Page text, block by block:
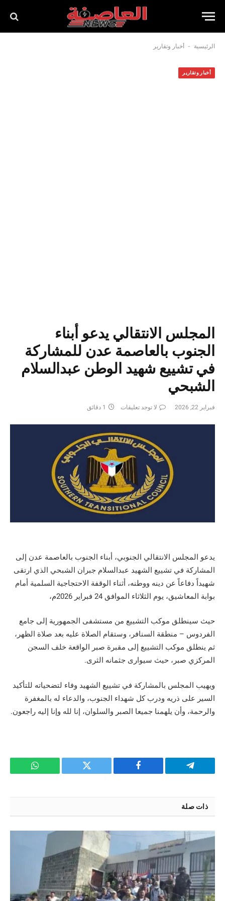
الرئيسية - أخبار وتقارير
أخبار وتقارير
المجلس الانتقالي يدعو أبناء
الجنوب بالعاصمة عدن للمشاركة
في تشييع شهيد الوطن عبدالسلام
الشبحي
فبراير 22, 2026 لا توجد تعليقات 1 دقائق
يدعو المجلس الانتقالي الجنوبي، أبناء الجنوب بالعاصمة عدن إلى
المشاركة في تشييع الشهيد عبدالسلام جبران الشبحي الذي ارتقى
شهيداً دفاعاً عن دينه ووطنه، أثناء الوقفة الاحتجاجية السلمية أمام
بوابة المعاشيق، يوم الثلاثاء الموافق 24 فبراير 2026م،
حيث سينطلق موكب التشييع من مستشفى الجمهورية إلى جامع
الفردوس – منطقة السنافر، وستقام الصلاة عليه بعد صلاة الظهر،
ثم ينطلق موكب التشييع إلى مقبرة صبر الواقعة خلف السجن
المركزي صبر، حيث سيوارى جثمانه الثرى.
ويهيب المجلس بالمشاركة في تشييع الشهيد وفاء لتضحياته للتأكيد
السير على ذريه ودرب كل شهداء الجنوب، والدعاء له بالمغفرة
والرحمة، وأن يلهمنا جميعا الصبر والسلوان، إنا لله وإنا إليه راجعون.
تيلقرام فيسبوك تويتر واتساب
ذات صلة